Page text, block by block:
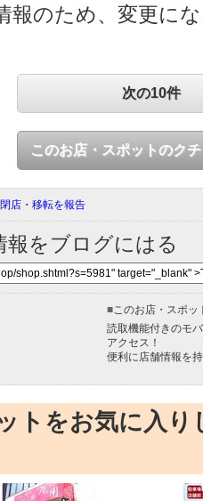
報のため、変更に
次の10件
このお店・スポットのク
店・移転を報告
報をブログにはる
■このお店・スポッ
読取機能付きのモ
アクセス！
便利に店舗情報を
トをお気に入